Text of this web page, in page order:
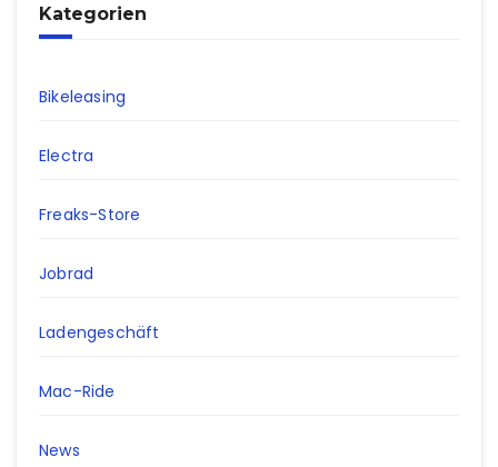
Kategorien
Bikeleasing
Electra
Freaks-Store
Jobrad
Ladengeschäft
Mac-Ride
News